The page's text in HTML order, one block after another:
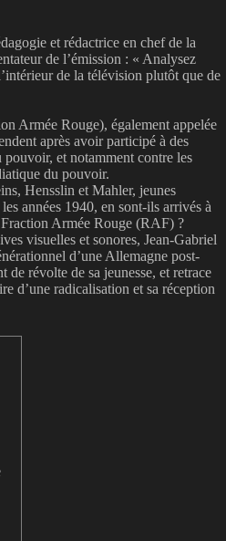
et rédactrice en chef de la
de l’émission : « Analysez
de la télévision plutôt que de
Armée Rouge), également appelée
après avoir participé à des
pouvoir, et notamment contre les
du pouvoir.
Hensslin et Mahler, jeunes
années 1940, en sont-ils arrivés à
Armée Rouge (RAF) ?
visuelles et sonores, Jean-Gabriel
d’une Allemagne post-
de révolte de sa jeunesse, et retrace
d’une radicalisation et sa réception